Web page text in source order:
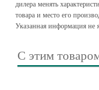
дилера менять
товара и место его
Указанная информация не
С этим